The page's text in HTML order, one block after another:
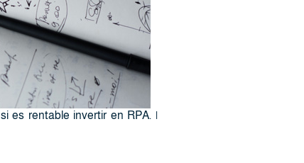
es rentable invertir en RPA. |